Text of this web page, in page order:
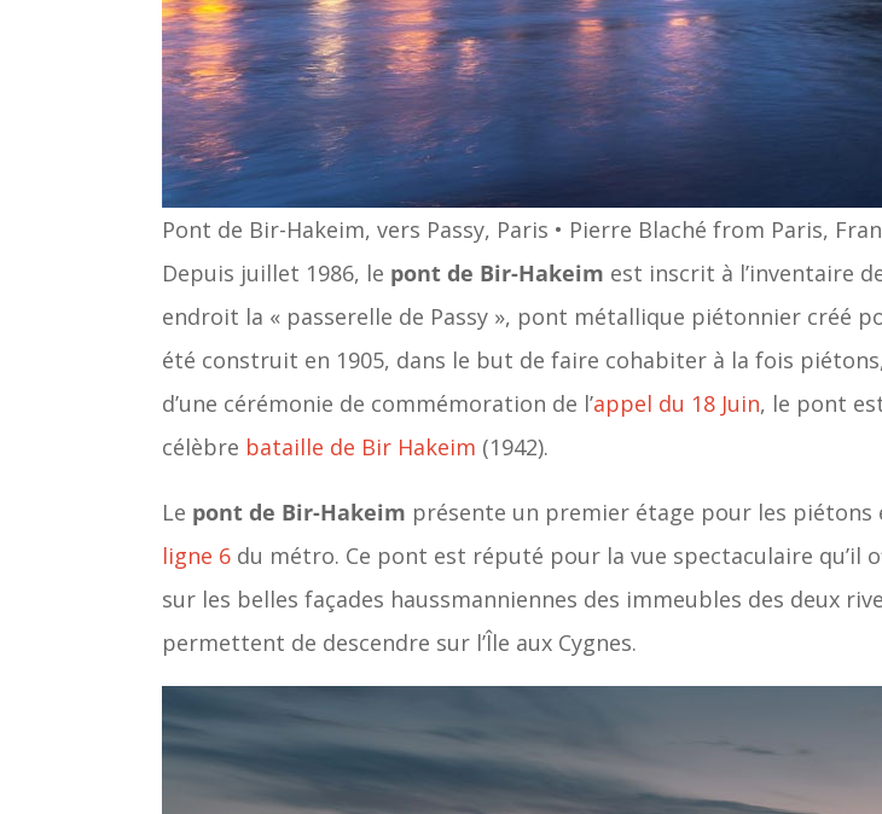
Pont de Bir-Hakeim, vers Passy, Paris • Pierre Blaché from Paris,
Depuis juillet 1986, le pont de Bir-Hakeim est inscrit à l’inventaire
endroit la « passerelle de Passy », pont métallique piétonnier créé
été construit en 1905, dans le but de faire cohabiter à la fois
d’une cérémonie de commémoration de l’appel du 18 Juin, le pont
célèbre bataille de Bir Hakeim (1942).
Le pont de Bir-Hakeim présente un premier étage pour les
ligne 6 du métro. Ce pont est réputé pour la vue spectaculaire qu’il
sur les belles façades haussmanniennes des immeubles des deux
permettent de descendre sur l’Île aux Cygnes.